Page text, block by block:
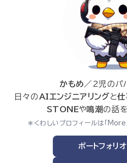
かもめ ／2児のパ
日々のAIエンジニアリングと
STONEや鳴潮の話
＊くわしいプロフィールは「More
ポートフォリ